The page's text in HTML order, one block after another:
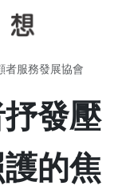
者服務發展協會
發壓
的焦